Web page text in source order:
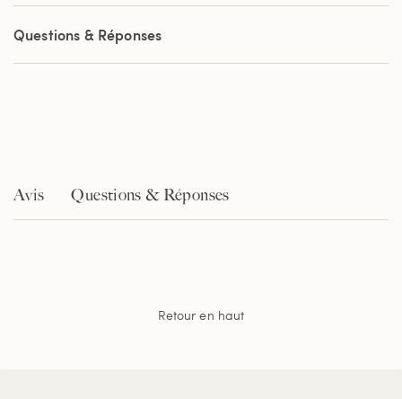
de
notation
Lien
la
Questions & Réponses
Avis Questions & Réponses
Retour en haut